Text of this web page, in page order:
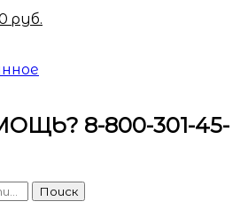
руб.
8-800-301-45-
Поиск